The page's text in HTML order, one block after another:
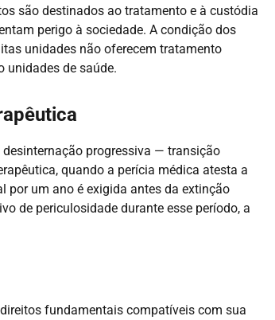
são destinados ao tratamento e à custódia
perigo à sociedade. A condição dos
unidades não oferecem tratamento
unidades de saúde.
progressiva — transição
quando a perícia médica atesta a
por um ano é exigida antes da extinção
de periculosidade durante esse período, a
fundamentais compatíveis com sua